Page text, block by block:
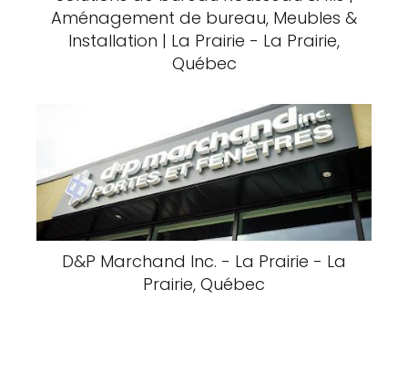
Aménagement de bureau, Meubles &
Installation | La Prairie - La Prairie,
Québec
D&P Marchand Inc. - La Prairie - La
Prairie, Québec